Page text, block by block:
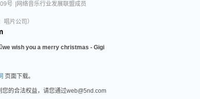
号 |网络音乐行业发展联盟成员
片公司）
we wish you a merry christmas - Gigi
页面下载。
的合法权益，请您通过web@5nd.com